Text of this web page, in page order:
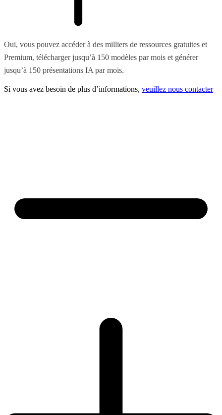
Oui, vous pouvez accéder à des milliers de ressources gratuites et
Premium, télécharger jusqu’à 150 modèles par mois et générer
jusqu’à 150 présentations IA par mois.
Si vous avez besoin de plus d’informations, veuillez nous contacter